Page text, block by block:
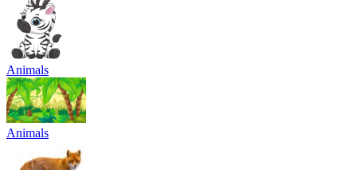
Animals
Animals